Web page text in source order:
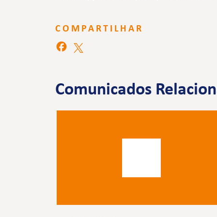
COMPARTILHAR
Comunicados